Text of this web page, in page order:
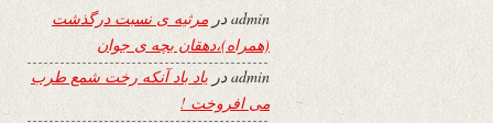
adminدر مرثیه ی نسبت درگذشت
(همراه)،دهقان بچه ی جوان
admin در یاد باد آنکه رخت شمع طرب
می افروخت !